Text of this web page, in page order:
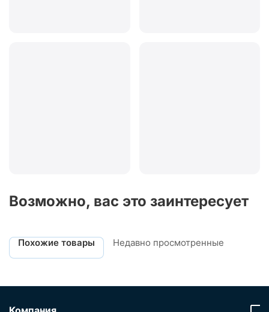
Возможно, вас это заинтересует
Похожие товары Недавно просмотренные